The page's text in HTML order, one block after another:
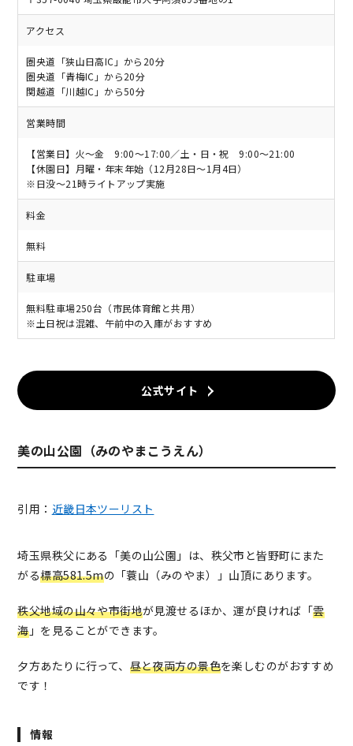
アクセス
圏央道「狭山日高IC」から20分
圏央道「青梅IC」から20分
関越道「川越IC」から50分
営業時間
【営業日】火～金 9:00〜17:00／土・日・祝 9:00〜21:00
【休園日】月曜・年末年始（12月28日〜1月4日）
※日没〜21時ライトアップ実施
料金
無料
駐車場
無料駐車場250台（市民体育館と共用）
※土日祝は混雑、午前中の入庫がおすすめ
公式サイト
美の山公園（みのやまこうえん）
引用： 近畿日本ツーリスト
埼玉県秩父にある「美の山公園」は、秩父市と皆野町にまた
がる標高581.5mの「蓑山（みのやま）」山頂にあります。
秩父地域の山々や市街地が見渡せるほか、運が良ければ「雲
海」を見ることができます。
夕方あたりに行って、 昼と夜両方の景色を楽しむのがおすすめ
です！
情報